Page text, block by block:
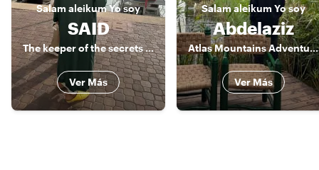
Salam aleikumYo soy
SAID
The keeper of the secrets of Agadir
Ver Más
Salam aleikum Yo soy
Abdelaziz
Atlas Mountains Adventure Guide & Amazigh Culture Expert
Ver Más